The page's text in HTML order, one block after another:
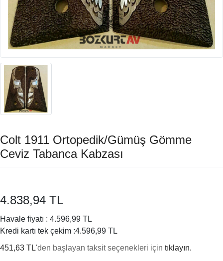
Colt 1911 Ortopedik/Gümüş Gömme
Ceviz Tabanca Kabzası
4.838,94 TL
Havale fiyatı : 4.596,99 TL
Kredi kartı tek çekim :4.596,99 TL
451,63 TL'den başlayan taksit seçenekleri için tıklayın.